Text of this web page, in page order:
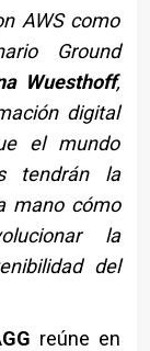
AWS como
Ground
Wuesthoff,
digital
el mundo
tendrán la
mano cómo
la
del
reúne en